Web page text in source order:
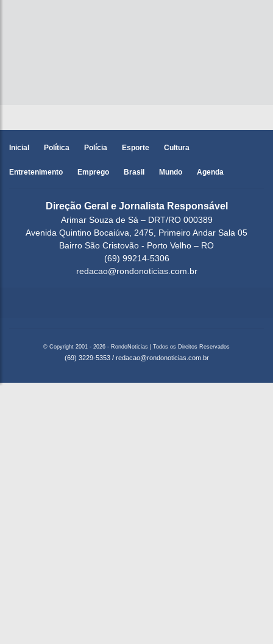
Inicial Política Polícia Esporte Cultura
Entretenimento Emprego Brasil Mundo Agenda
Direção Geral e Jornalista Responsável
Arimar Souza de Sá – DRT/RO 000389
Avenida Quintino Bocaiúva, 2475, Primeiro Andar Sala 05
Bairro São Cristovão - Porto Velho – RO
(69) 99214-5306
redacao@rondonoticias.com.br
© Copyright 2001 - 2026 - RondoNoticias | Todos os Direitos Reservados
(69) 3229-5353 / redacao@rondonoticias.com.br